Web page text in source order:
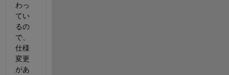
わっ
てい
るの
で、
仕様
変更
があ